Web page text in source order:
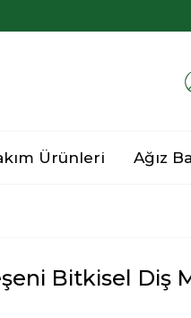
Ürünleri Ağız
Bitkisel Diş